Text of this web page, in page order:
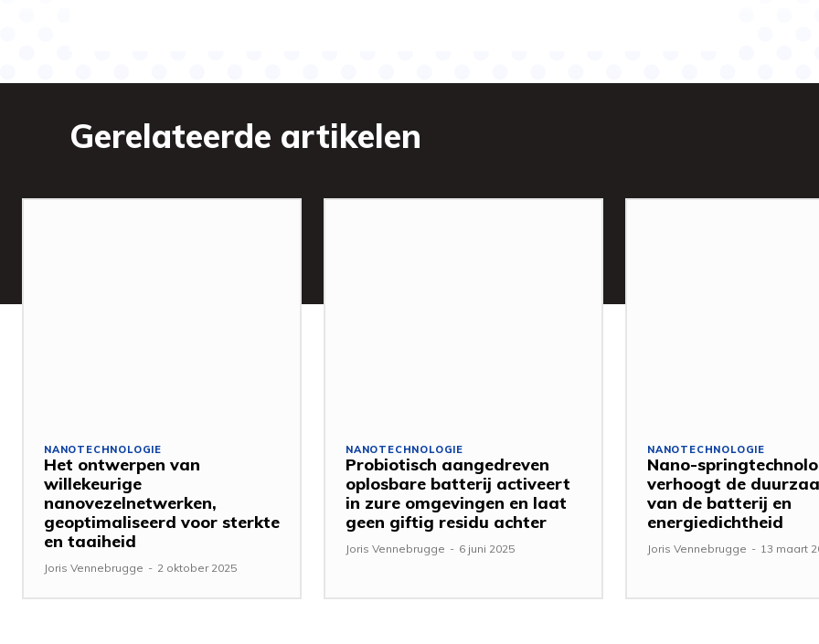
Gerelateerde artikelen
NANOTECHNOLOGIE
Het ontwerpen van
willekeurige
nanovezelnetwerken,
geoptimaliseerd voor sterkte
en taaiheid
Joris Vennebrugge - 2 oktober 2025
NANOTECHNOLOGIE
Probiotisch aangedreven
oplosbare batterij activeert
in zure omgevingen en laat
geen giftig residu achter
Joris Vennebrugge - 6 juni 2025
NANOTECHNOLOGIE
Nano-
verhoogt de
van de batterij en
energiedichtheid
Joris Vennebrugge - 13 maart